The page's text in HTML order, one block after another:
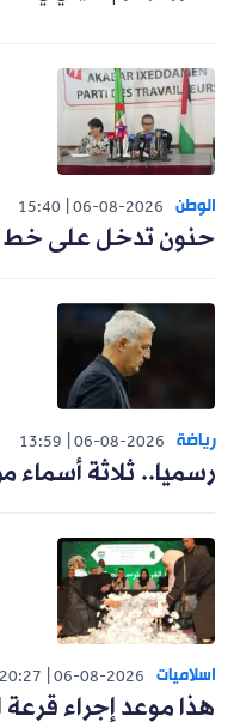
الوطن 06-08-2026
15:40
حنون تدخل على خط
رياضة 06-08-2026
13:59
رسميا.. ثلاثة
اسلاميات 06-08-2026
20:27
هذا موعد إجراء